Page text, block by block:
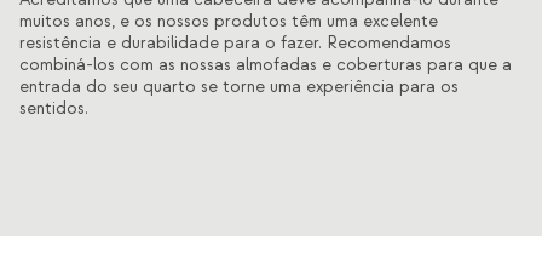
muitos anos, e os nossos produtos têm uma excelente
resistência e durabilidade para o fazer. Recomendamos
combiná-los com as nossas almofadas e coberturas para que a
entrada do seu quarto se torne uma experiência para os
sentidos.